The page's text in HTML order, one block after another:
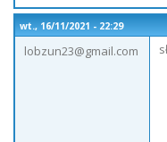
wt., 16/11/2021 - 22:29
lobzun23@gmail.com